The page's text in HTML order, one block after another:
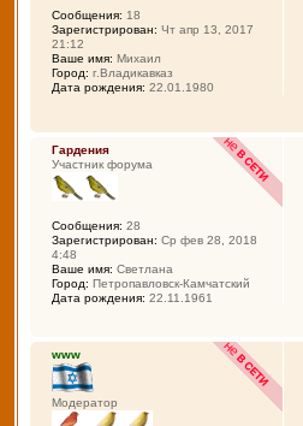
Сообщения: 18
Зарегистрирован: Чт апр 13, 2017
21:12
Ваше имя: Михаил
Город: г.Владикавказ
Дата рождения: 22.01.1980
Гардения
Участник форума
Сообщения: 28
Зарегистрирован: Ср фев 28, 2018
4:48
Ваше имя: Светлана
Город: Петропавловск-Камчатский
Дата рождения: 22.11.1961
www
Модератор